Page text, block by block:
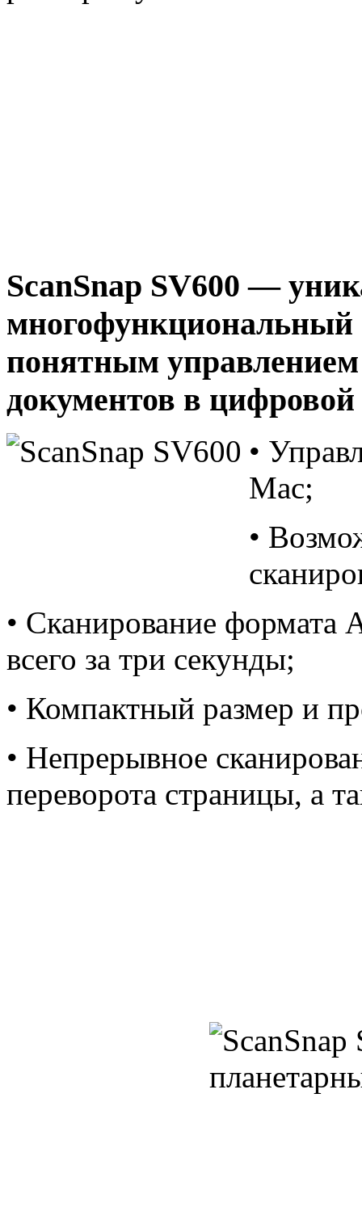
ScanSnap SV600—
многофункциональный
понятным управлением
документов в
•
Mac;
•
• Сканирование формата
всего за три секунды;
• Компактный размер и
• Непрерывное
переворота страницы, а